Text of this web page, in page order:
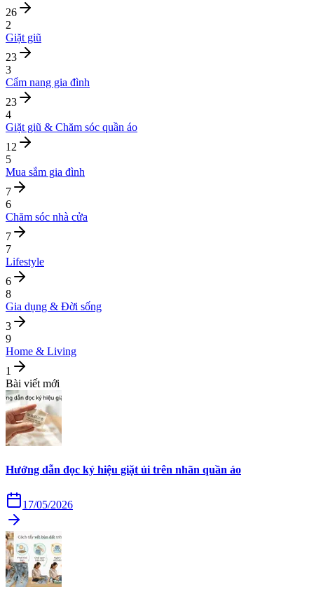
26
2
Giặt giũ
23
3
Cẩm nang gia đình
23
4
Giặt giũ & Chăm sóc quần áo
12
5
Mua sắm gia đình
7
6
Chăm sóc nhà cửa
7
7
Lifestyle
6
8
Gia dụng & Đời sống
3
9
Home & Living
1
Bài viết mới
Hướng dẫn đọc ký hiệu giặt ủi trên nhãn quần áo
17/05/2026